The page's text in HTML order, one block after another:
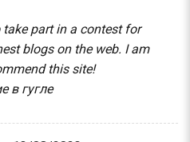
take part in a contest for
blogs on the web. I am
this site!
в гугле